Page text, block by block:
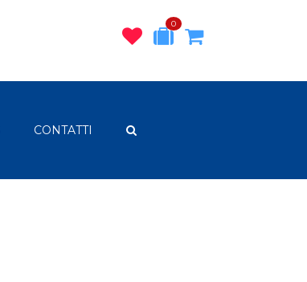
0
CONTATTI